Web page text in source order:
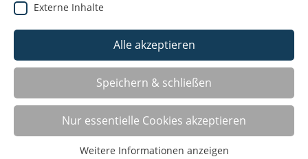
Angebote für: Reiten
Castrop-Rauxel
Reitergemeinschaft Obercastrop
Externe Inhalte
Alle akzeptieren
Speichern & schließen
Nur essentielle Cookies akzeptieren
Weitere Informationen anzeigen